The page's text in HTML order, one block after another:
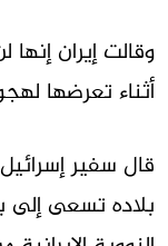
وقالت إيران
أثناء تعرضها
قال سفير
بلاده تسعى